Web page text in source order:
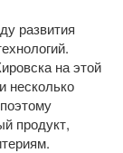
развития
на этой
несколько
продукт,